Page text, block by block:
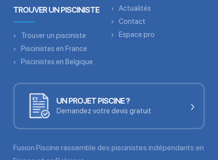
TROUVER UN PISCINISTE
Trouver un pisciniste
Piscinistes en France
Piscinistes en Belgique
Actualités
Contact
Espace pro
UN PROJET PISCINE ?
Demandez votre devis gratuit ›
Fusion Piscine rassemble des piscinistes indépendants en